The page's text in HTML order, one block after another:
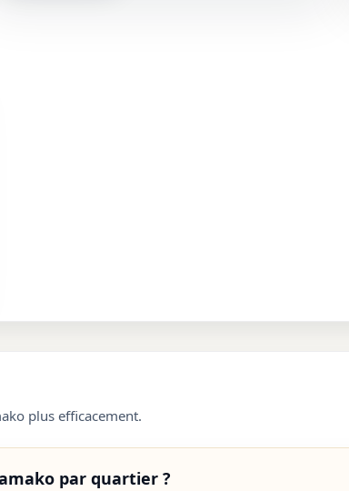
plus efficacement.
par quartier ?